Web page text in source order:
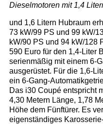
Dieselmotoren mit 1,4
und 1,6 Litern Hubraum
73 kW/99 PS und 99 kW/
kW/90 PS und 94 kW/128
590 Euro für den 1,4-Liter
serienmäßig mit einem 6-
ausgerüstet. Für die 1,6-
ein 6-Gang-
Das i30 Coupé entspricht
4,30 Metern Länge, 1,78
Höhe dem Fünftürer. Es
eigenständiges